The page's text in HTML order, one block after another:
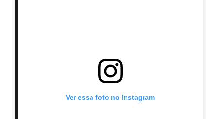
Ver essa foto no Instagram